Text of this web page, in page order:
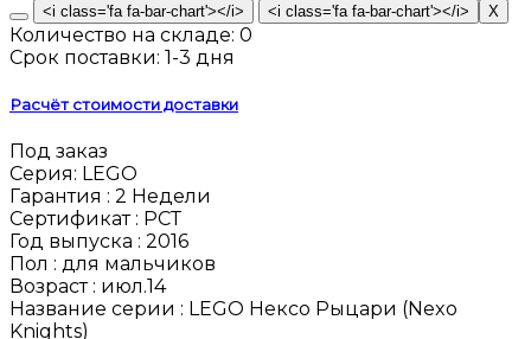
Количество на складе: 0
Срок поставки: 1-3 дня
Расчёт стоимости доставки
Под заказ
Серия: LEGO
Гарантия : 2 Недели
Сертификат : РСТ
Год выпуска : 2016
Пол : для мальчиков
Возраст : июл.14
Название серии : LEGO Нексо Рыцари (Nexo
Knights)